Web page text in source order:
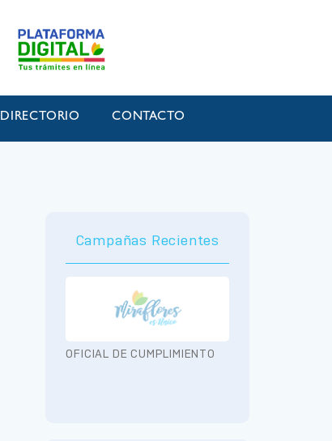
DIRECTORIO CONTACTO
Campañas Recientes
OFICIAL DE CUMPLIMIENTO